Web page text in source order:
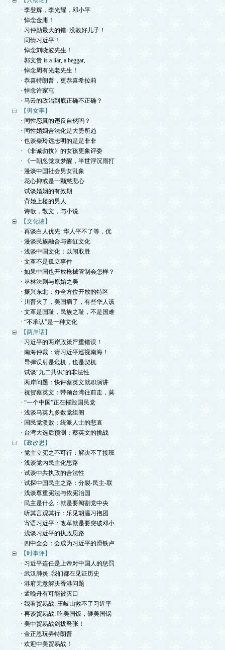
· 李登辉，李光耀，邓小平
· 悼念金庸！
· 习仲勋最大的错: 没教好儿子！
· 同情习近平！
· 悼念刘晓波先生！
· 郭文贵 is a liar, a beggar,
· 悼念周有光老先生！
· 恭喜特朗普，更恭喜希拉莉
· 悼念许家屯
· 马云的政治到底正确不正确？
【男女事】
· 同性恋真的违反自然吗？
· 同性婚姻合法化是大势所趋
· 也谈柴玲远志明的是是非非
· 《非诚勿扰》的女孩更象评委
· 《一朝忽觉京梦醒，半世浮沉雨打
· 漫谈中国社会男女乱象
· 花心抑或是一颗慈悲心
· 试谈婚姻的有效期
· 背她上楼的男人
· 诗歌，散文，与小说
【文化谈】
· 再谈白人优先: 华人平不了等，优
· 漫谈民族融合与酱缸文化
· 浅谈中国文化：以闹取胜
· 文革不是孤立事件
· 如果中国也开放枪械管制会怎样？
· 丛林法则与原始之美
· 振兴东北：办全方位开放的特区
· 川普火了，美国病了，有些华人该
· 文革是国耻，民族之耻，不是国难
· “不承认”是一种文化
【两岸话】
· 习近平的两岸政策严重错误！
· 南海仲裁：请习近平巡视南海！
· 导弹误射是危机，也是契机
· 试谈“九二共识”的非法性
· 两岸问题：快评蔡英文就职演讲
· 祝贺蔡英文：带领台湾往前走，莫
· “一个中国”正在摧毁国民党
· 浅谈马英九多数党组阁
· 国民党溃败：统派人士的悲哀
· 台湾大选后预测：蔡英文的挑战
【政改思】
· 党主立宪之不可行：解决不了接班
· 浅谈党内民主化思路
· 试谈中共执政的合法性
· 试探中国民主之路：分裂-民主-联
· 浅谈尊重宪法与依宪治国
· 民主是什么：就是要阉割党中央
· 听其言观其行：乐见胡温习抱团
· 寄语习近平：改革就是要突破邓小
· 浅谈习近平的执政思路
· 四中全会：会成为习近平的滑铁卢
【时事评】
· 习近平连任是上帝对中国人的惩罚
· 武汉肺炎: 我们都在见证历史
· 港府无意解决香港问题
· 孟晚舟有可能被灭口
· 我看贸易战: 王岐山救不了习近平
· 再谈贸易战: 吃美国饭，砸美国锅
· 美中贸易战剑拔弩张！
· 金正恩玩弄特朗普
· 欢迎中美贸易战！